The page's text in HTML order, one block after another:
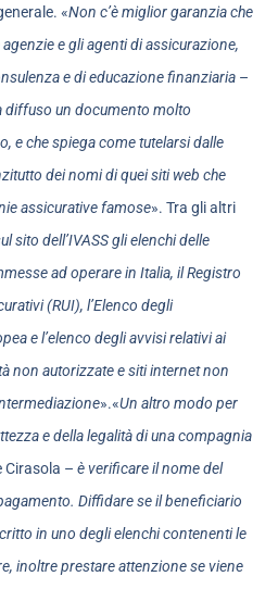
«Non c’è miglior garanzia che
e gli agenti di assicurazione,
e di educazione finanziaria –
diffuso un documento molto
e che spiega come tutelarsi dalle
dei nomi di quei siti web che
assicurative famose». Tra gli altri
sito dell’IVASS gli elenchi delle
ad operare in Italia, il Registro
(RUI), l’Elenco degli
e l’elenco degli avvisi relativi ai
non autorizzate e siti internet non
».«Un altro modo per
e della legalità di una compagnia
Cirasola –è verificare il nome del
Diffidare se il beneficiario
in uno degli elenchi contenenti le
inoltre prestare attenzione se viene